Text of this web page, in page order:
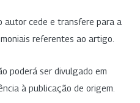
autor cede e transfere para a
referentes ao artigo.
poderá ser divulgado em
à publicação de origem.